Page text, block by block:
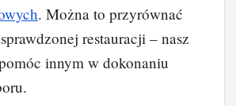
. Można to przyrównać
restauracji – nasz
innym w dokonaniu